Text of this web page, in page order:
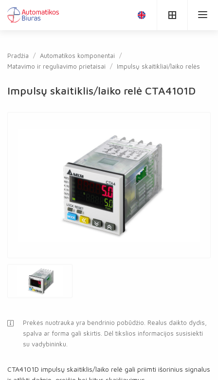
Pradžia
Automatikos komponentai
Matavimo ir reguliavimo prietaisai
Impulsų skaitikliai/laiko relės
Impulsų skaitiklis/laiko relė CTA4101D
Prekės nuotrauka yra bendrinio pobūdžio. Realus daikto dydis,
spalva ar forma gali skirtis. Dėl tikslios informacijos susisiekti
su vadybininku.
CTA4101D impulsų skaitiklis/laiko relė gali priimti išorinius signalus